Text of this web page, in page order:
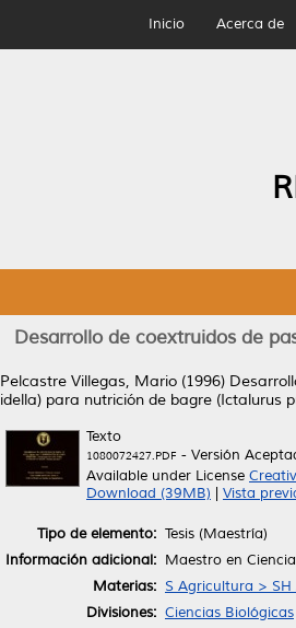
Inicio Acerca de
Desarrollo de coextruidos de
Pelcastre Villegas, Mario (1996)
idella) para nutrición de bagre (Ictalurus
Texto
1080072427.PDF - Versión
Available under License
Download (39MB)
Vista
Tipo de elemento: Tesis (Maestría)
Información adicional: Maestro en
Materias: S Agricultura >
Divisiones: Ciencias Biológicas